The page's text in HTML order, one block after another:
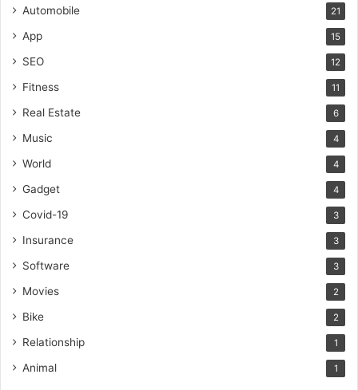
Automobile 21
App 15
SEO 12
Fitness 11
Real Estate 6
Music 4
World 4
Gadget 4
Covid-19 3
Insurance 3
Software 3
Movies 2
Bike 2
Relationship 1
Animal 1